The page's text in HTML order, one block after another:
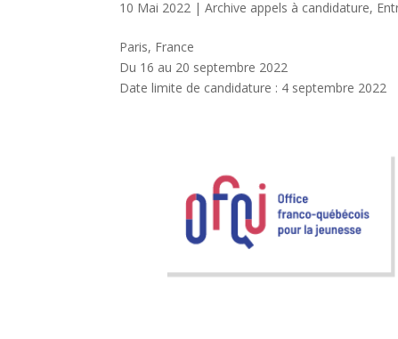
10 Mai 2022 |Archive appels à candidature,
Paris, France
Du 16 au 20 septembre 2022
Date limite de candidature : 4 septembre 2022